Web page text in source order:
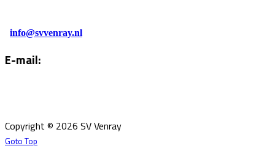
info@svvenray.nl
E-mail:
Copyright © 2026 SV Venray
Goto Top